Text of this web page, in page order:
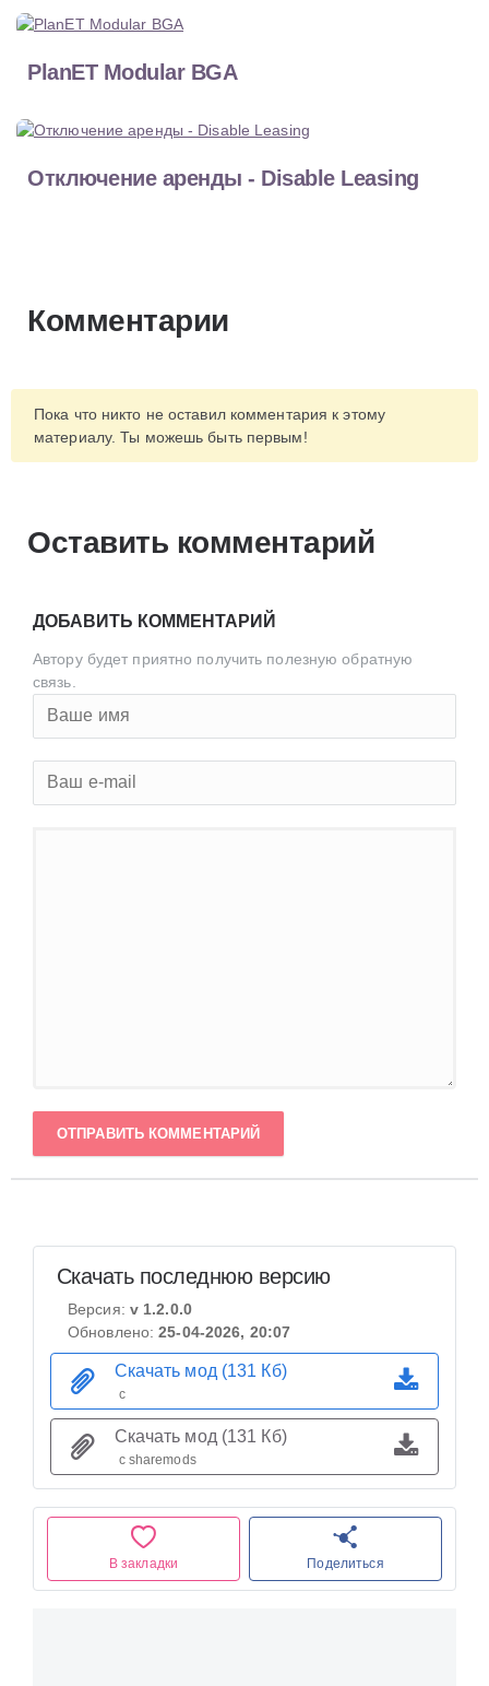
PlanET Modular BGA
Отключение аренды - Disable Leasing
Комментарии
Пока что никто не оставил комментария к этому
материалу. Ты можешь быть первым!
Оставить комментарий
ДОБАВИТЬ КОММЕНТАРИЙ
Автору будет приятно получить полезную обратную
связь.
ОТПРАВИТЬ КОММЕНТАРИЙ
В закладки Поделиться
Скачать последнюю версию
Версия: v 1.2.0.0
Обновлено:25-04-2026, 20:07
Скачать мод (131 Кб)
с
Скачать мод (131 Кб)
с sharemods